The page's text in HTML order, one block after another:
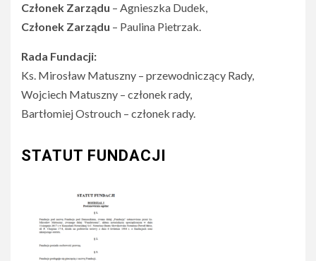
Członek Zarządu – Agnieszka Dudek,
Członek Zarządu – Paulina Pietrzak.
Rada Fundacji:
Ks. Mirosław Matuszny – przewodniczący Rady,
Wojciech Matuszny – członek rady,
Bartłomiej Ostrouch – członek rady.
STATUT FUNDACJI